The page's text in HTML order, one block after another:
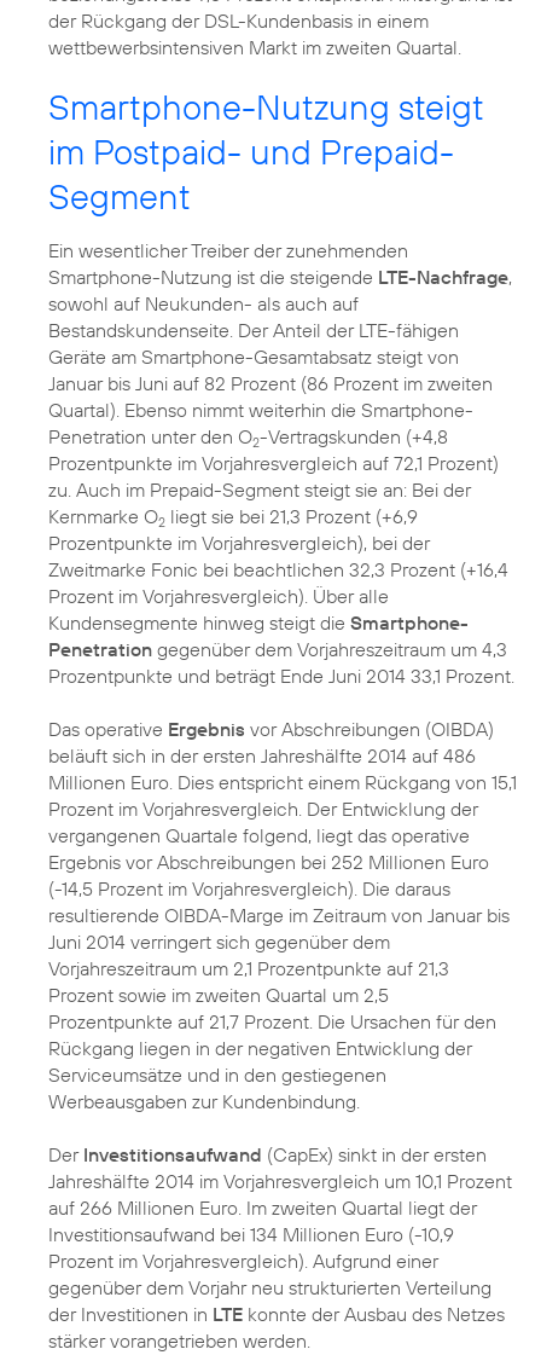
der Rückgang der DSL-Kundenbasis in einem
wettbewerbsintensiven Markt im zweiten Quartal.
Smartphone-Nutzung steigt
im Postpaid- und Prepaid-
Segment
Ein wesentlicher Treiber der zunehmenden
Smartphone-Nutzung ist die steigende LTE-Nachfrage,
sowohl auf Neukunden- als auch auf
Bestandskundenseite. Der Anteil der LTE-fähigen
Geräte am Smartphone-Gesamtabsatz steigt von
Januar bis Juni auf 82 Prozent (86 Prozent im zweiten
Quartal). Ebenso nimmt weiterhin die Smartphone-
Penetration unter den O2-Vertragskunden (+4,8
Prozentpunkte im Vorjahresvergleich auf 72,1 Prozent)
zu. Auch im Prepaid-Segment steigt sie an: Bei der
Kernmarke O2 liegt sie bei 21,3 Prozent (+6,9
Prozentpunkte im Vorjahresvergleich), bei der
Zweitmarke Fonic bei beachtlichen 32,3 Prozent (+16,4
Prozent im Vorjahresvergleich). Über alle
Kundensegmente hinweg steigt die Smartphone-
Penetration gegenüber dem Vorjahreszeitraum um 4,3
Prozentpunkte und beträgt Ende Juni 2014 33,1 Prozent.
Das operative Ergebnis vor Abschreibungen (OIBDA)
beläuft sich in der ersten Jahreshälfte 2014 auf 486
Millionen Euro. Dies entspricht einem Rückgang von 15,1
Prozent im Vorjahresvergleich. Der Entwicklung der
vergangenen Quartale folgend, liegt das operative
Ergebnis vor Abschreibungen bei 252 Millionen Euro
(-14,5 Prozent im Vorjahresvergleich). Die daraus
resultierende OIBDA-Marge im Zeitraum von Januar bis
Juni 2014 verringert sich gegenüber dem
Vorjahreszeitraum um 2,1 Prozentpunkte auf 21,3
Prozent sowie im zweiten Quartal um 2,5
Prozentpunkte auf 21,7 Prozent. Die Ursachen für den
Rückgang liegen in der negativen Entwicklung der
Serviceumsätze und in den gestiegenen
Werbeausgaben zur Kundenbindung.
Der Investitionsaufwand (CapEx) sinkt in der ersten
Jahreshälfte 2014 im Vorjahresvergleich um 10,1 Prozent
auf 266 Millionen Euro. Im zweiten Quartal liegt der
Investitionsaufwand bei 134 Millionen Euro (-10,9
Prozent im Vorjahresvergleich). Aufgrund einer
gegenüber dem Vorjahr neu strukturierten Verteilung
der Investitionen in LTE konnte der Ausbau des Netzes
stärker vorangetrieben werden.